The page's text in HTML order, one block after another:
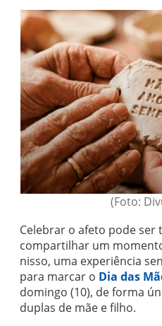
(Foto:
Celebrar o afeto pode ser
compartilhar um
nisso, uma experiência
para marcar o Dia das
domingo (10), de forma
duplas de mãe e filho.